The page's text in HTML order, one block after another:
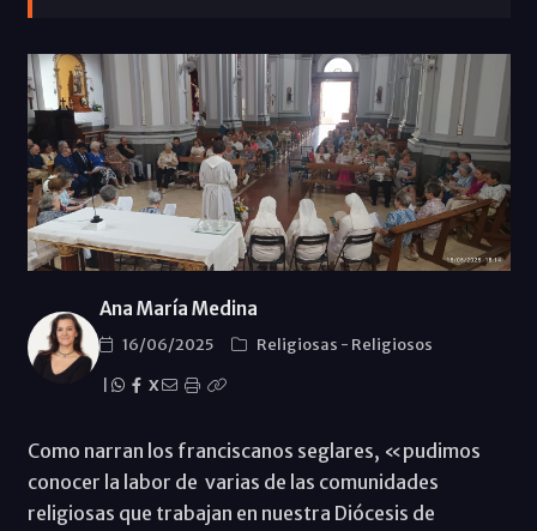
Ana María Medina
16/06/2025 Religiosas - Religiosos
X
Como narran los franciscanos seglares, «pudimos
conocer la labor de varias de las comunidades
religiosas que trabajan en nuestra Diócesis de